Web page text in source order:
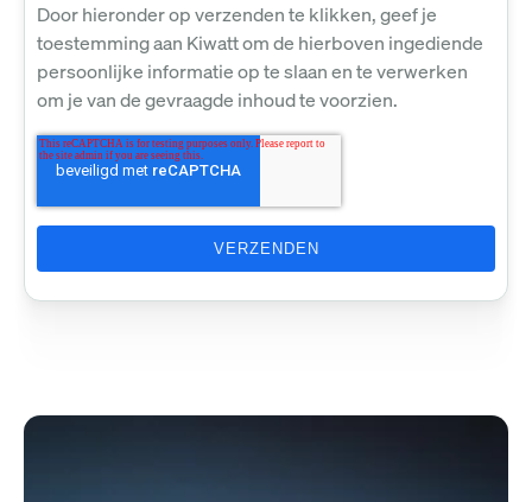
Door hieronder op verzenden te klikken, geef je
toestemming aan Kiwatt om de hierboven ingediende
persoonlijke informatie op te slaan en te verwerken
om je van de gevraagde inhoud te voorzien.